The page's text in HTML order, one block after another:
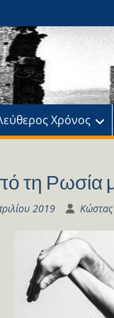
Χρόνος
τη Ρωσία
2019